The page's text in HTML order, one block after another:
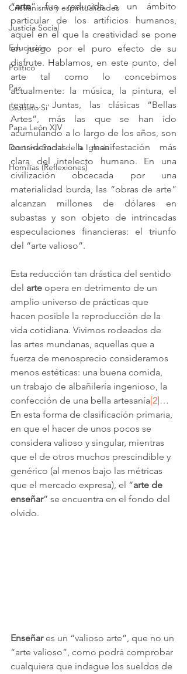
Cristianismo y espiritualidades
Justicia Social
Educación
Político
Paz
Laudato Si'
Papa León XIV
Doctrina Social de la Iglesia
Homilías (Reflexiones)
“arte” fue reducida a un ámbito
particular de los artificios humanos,
aquel en el que la creatividad se pone
en juego por el puro efecto de su
disfrute. Hablamos, en este punto, del
arte tal como lo concebimos
actualmente: la música, la pintura, el
teatro… Juntas, las clásicas “Bellas
Artes”, más las que se han ido
acumulando a lo largo de los años, son
consideradas la manifestación más
clara del intelecto humano. En una
civilización obcecada por una
materialidad burda, las “obras de arte”
alcanzan millones de dólares en
subastas y son objeto de intrincadas
especulaciones financieras: el triunfo
del “arte valioso”.
Esta reducción tan drástica del sentido
del arte opera en detrimento de un
amplio universo de prácticas que
hacen posible la reproducción de la
vida cotidiana. Vivimos rodeados de
las artes mundanas, aquellas que a
fuerza de menosprecio consideramos
menos estéticas: una buena comida,
un trabajo de albañilería ingenioso, la
confección de una bella artesanía[2]…
En esta forma de clasificación primaria,
en que el hacer de unos pocos se
considera valioso y singular, mientras
que el de otros muchos prescindible y
genérico (al menos bajo las métricas
que el mercado expresa), el “arte de
enseñar” se encuentra en el fondo del
olvido.
Enseñar es un “valioso arte”, que no un
“arte valioso”, como podrá comprobar
cualquiera que indague los sueldos de